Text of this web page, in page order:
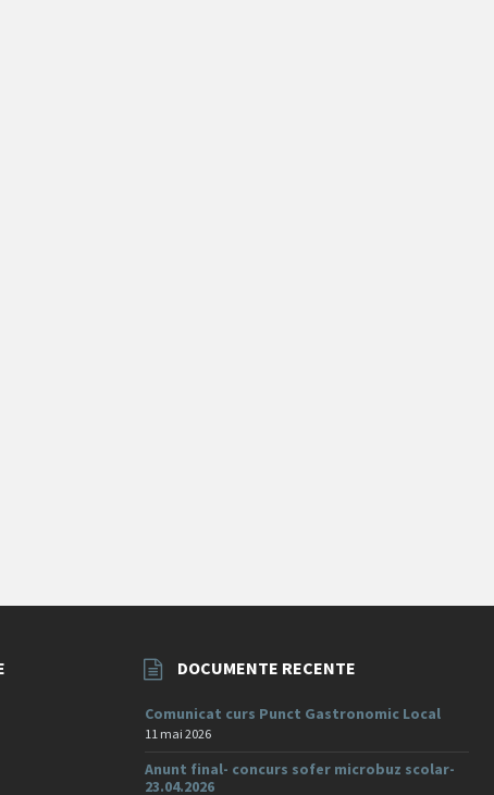
DOCUMENTE RECENTE
Comunicat curs Punct Gastronomic Local
11 mai 2026
Anunt final- concurs sofer microbuz scolar-
23.04.2026